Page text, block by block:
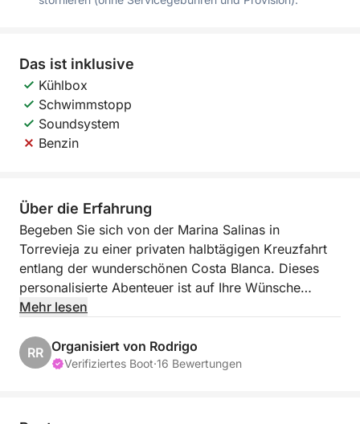
Das ist inklusive
Kühlbox
Schwimmstopp
Soundsystem
Benzin
Über die Erfahrung
Begeben Sie sich von der Marina Salinas in
Torrevieja zu einer privaten halbtägigen Kreuzfahrt
entlang der wunderschönen Costa Blanca. Dieses
personalisierte Abenteuer ist auf Ihre Wünsche
zugeschnitten und ermöglicht Ihnen, das Mittelmeer
entspannen oder verborgene Schätze entdecken
möchten, diese Kreuzfahrt bietet alles.
Mehr lesen
RR Organisiert von Rodrigo
Verifiziertes Boot·16 Bewertungen